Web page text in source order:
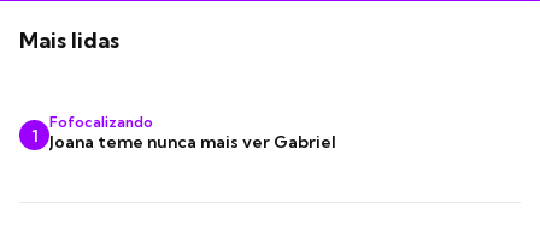
Mais lidas
1
Fofocalizando
Joana teme nunca mais ver Gabriel